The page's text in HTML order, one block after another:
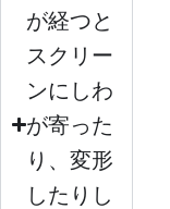
が経つと
スクリー
ンにしわ
が寄った
り、変形
したりし